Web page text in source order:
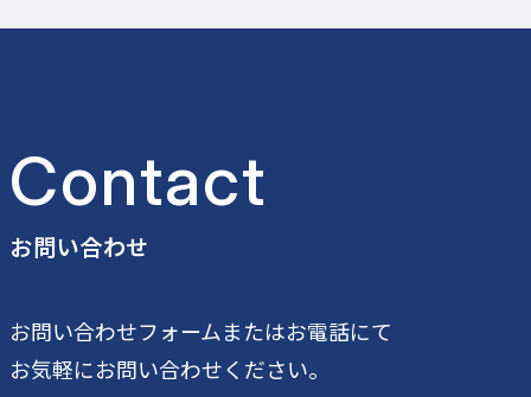
Contact
お問い合わせ
お問い合わせフォームまたはお電話にて
お気軽にお問い合わせください。